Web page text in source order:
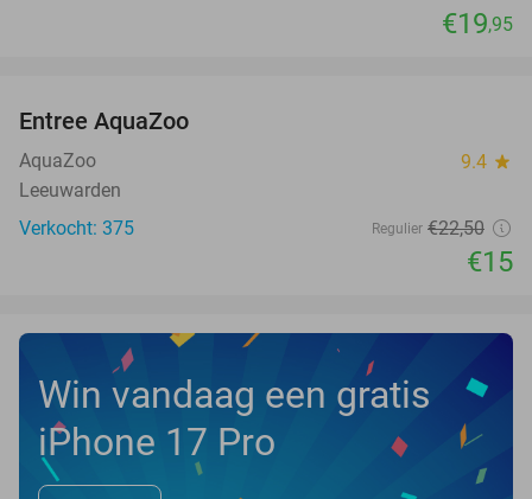
€19,95
TODAY
Entree AquaZoo
AquaZoo 9.4 star
Leeuwarden
Verkocht: 375
Regulier €22,50
€15
Win vandaag een gratis
iPhone 17 Pro